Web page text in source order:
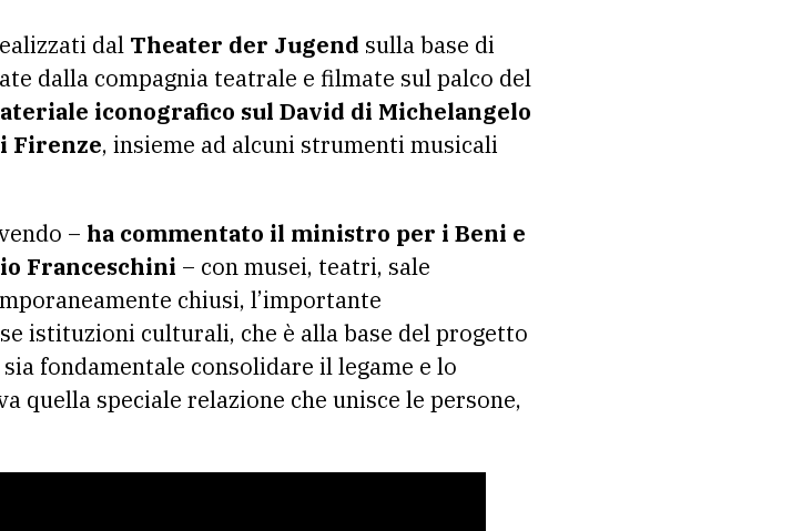
dal Theater der Jugend sulla base di
dalla compagnia teatrale e filmate sul palco del
iconografico sul David di Michelangelo
Firenze, insieme ad alcuni strumenti musicali
– ha commentato il ministro per i Beni e
Franceschini – con musei, teatri, sale
chiusi, l’importante
istituzioni culturali, che è alla base del progetto
fondamentale consolidare il legame e lo
quella speciale relazione che unisce le persone,